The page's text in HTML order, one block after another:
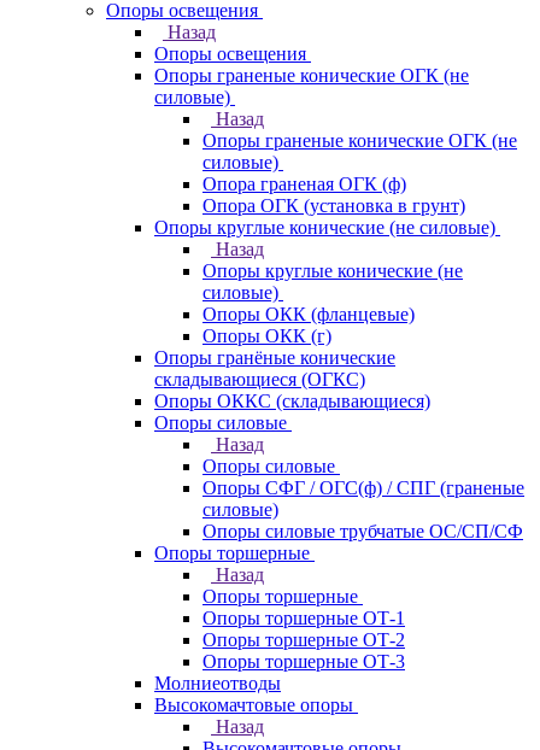
Опоры освещения
Назад
Опоры освещения
Опоры граненые конические ОГК (не
силовые)
Назад
Опоры граненые конические ОГК (не
силовые)
Опора граненая ОГК (ф)
Опора ОГК (установка в грунт)
Опоры круглые конические (не силовые)
Назад
Опоры круглые конические (не
силовые)
Опоры ОКК (фланцевые)
Опоры ОКК (г)
Опоры гранёные конические
складывающиеся (ОГКС)
Опоры ОККС (складывающиеся)
Опоры силовые
Назад
Опоры силовые
Опоры СФГ / ОГС(ф) / СПГ (граненые
силовые)
Опоры силовые трубчатые ОС/СП/СФ
Опоры торшерные
Назад
Опоры торшерные
Опоры торшерные ОТ-1
Опоры торшерные ОТ-2
Опоры торшерные ОТ-3
Молниеотводы
Высокомачтовые опоры
Назад